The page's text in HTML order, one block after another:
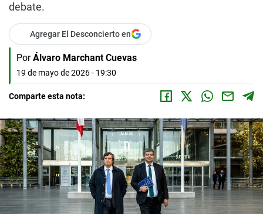
debate.
Agregar El Desconcierto en
Por Álvaro Marchant Cuevas
19 de mayo de 2026 - 19:30
Comparte esta nota: